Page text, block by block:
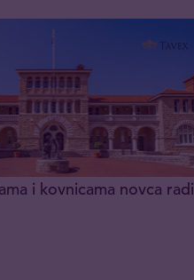
i kovnicama novca radi